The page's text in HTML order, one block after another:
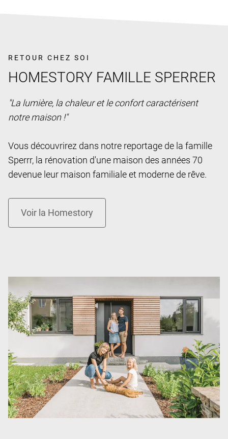
RETOUR CHEZ SOI
HOMESTORY FAMILLE SPERRER
"La lumière, la chaleur et le confort caractérisent
notre maison !"
Vous découvrirez dans notre reportage de la famille
Sperrr, la rénovation d'une maison des années 70
devenue leur maison familiale et moderne de rêve.